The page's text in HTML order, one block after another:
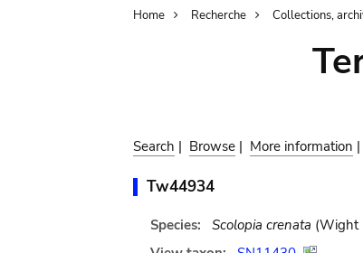
Breadcrumb
Home Recherche Collections,
Search | Browse | More information |
Tw44934
Species: Scolopia crenata (Wight